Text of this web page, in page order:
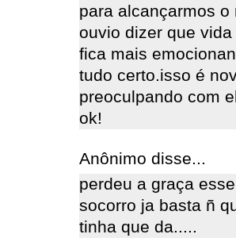
para alcançarmos
ouvio dizer que
fica mais
tudo certo.isso é
preoculpando com
ok!
Anônimo disse...
perdeu a graça
socorro ja basta ñ
tinha que da.....